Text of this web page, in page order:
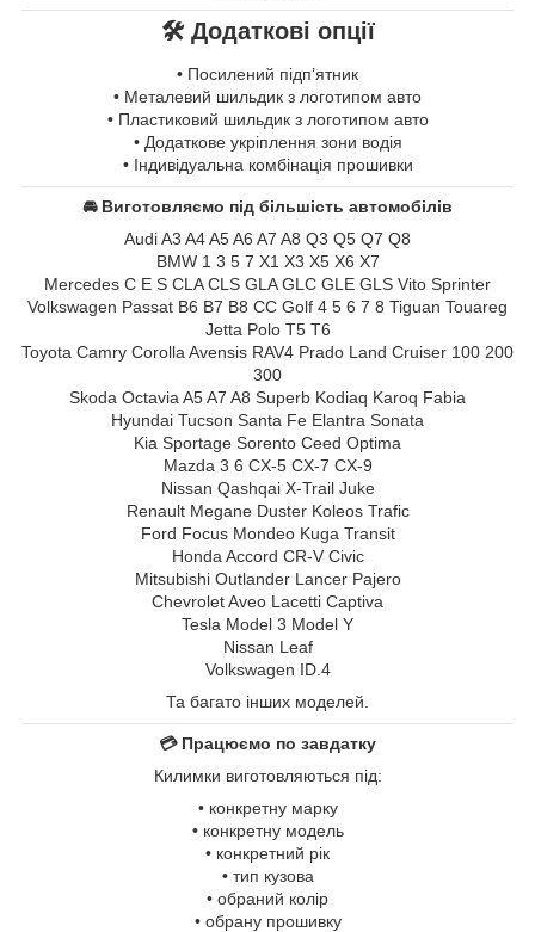
🛠 Додаткові опції
• Посилений підп’ятник
• Металевий шильдик з логотипом авто
• Пластиковий шильдик з логотипом авто
• Додаткове укріплення зони водія
• Індивідуальна комбінація прошивки
🚘 Виготовляємо під більшість автомобілів
Audi A3 A4 A5 A6 A7 A8 Q3 Q5 Q7 Q8
BMW 1 3 5 7 X1 X3 X5 X6 X7
Mercedes C E S CLA CLS GLA GLC GLE GLS Vito Sprinter
Volkswagen Passat B6 B7 B8 CC Golf 4 5 6 7 8 Tiguan Touareg
Jetta Polo T5 T6
Toyota Camry Corolla Avensis RAV4 Prado Land Cruiser 100 200
300
Skoda Octavia A5 A7 A8 Superb Kodiaq Karoq Fabia
Hyundai Tucson Santa Fe Elantra Sonata
Kia Sportage Sorento Ceed Optima
Mazda 3 6 CX-5 CX-7 CX-9
Nissan Qashqai X-Trail Juke
Renault Megane Duster Koleos Trafic
Ford Focus Mondeo Kuga Transit
Honda Accord CR-V Civic
Mitsubishi Outlander Lancer Pajero
Chevrolet Aveo Lacetti Captiva
Tesla Model 3 Model Y
Nissan Leaf
Volkswagen ID.4
Та багато інших моделей.
💳 Працюємо по завдатку
Килимки виготовляються під:
• конкретну марку
• конкретну модель
• конкретний рік
• тип кузова
• обраний колір
• обрану прошивку